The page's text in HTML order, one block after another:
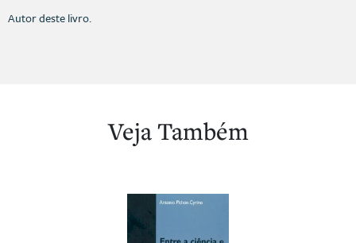
Autor deste livro.
Veja Também